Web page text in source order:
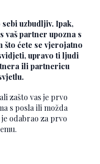
sebi uzbudljiv. Ipak,
vaš partner upozna s
što ćete se vjerojatno
upravo ti ljudi
ili partnericu
zašto vas je prvo
s posla ili možda
odabrao za prvo